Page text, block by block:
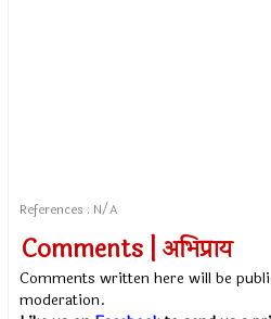
References : N/A
Comments | अभिप्राय
Comments written here will be
moderation.